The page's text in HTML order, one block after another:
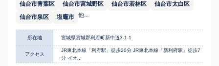
仙台市青葉区 仙台市宮城野区 仙台市若林区
仙台市太白区
仙台市泉区
塩竈市 他...
所在地 宮城県宮城郡利府町新中道3-1-1
アクセス
JR東北本線「利府駅」徒歩20分 JR東北本線「新利府駅」徒歩7
分 イオ...